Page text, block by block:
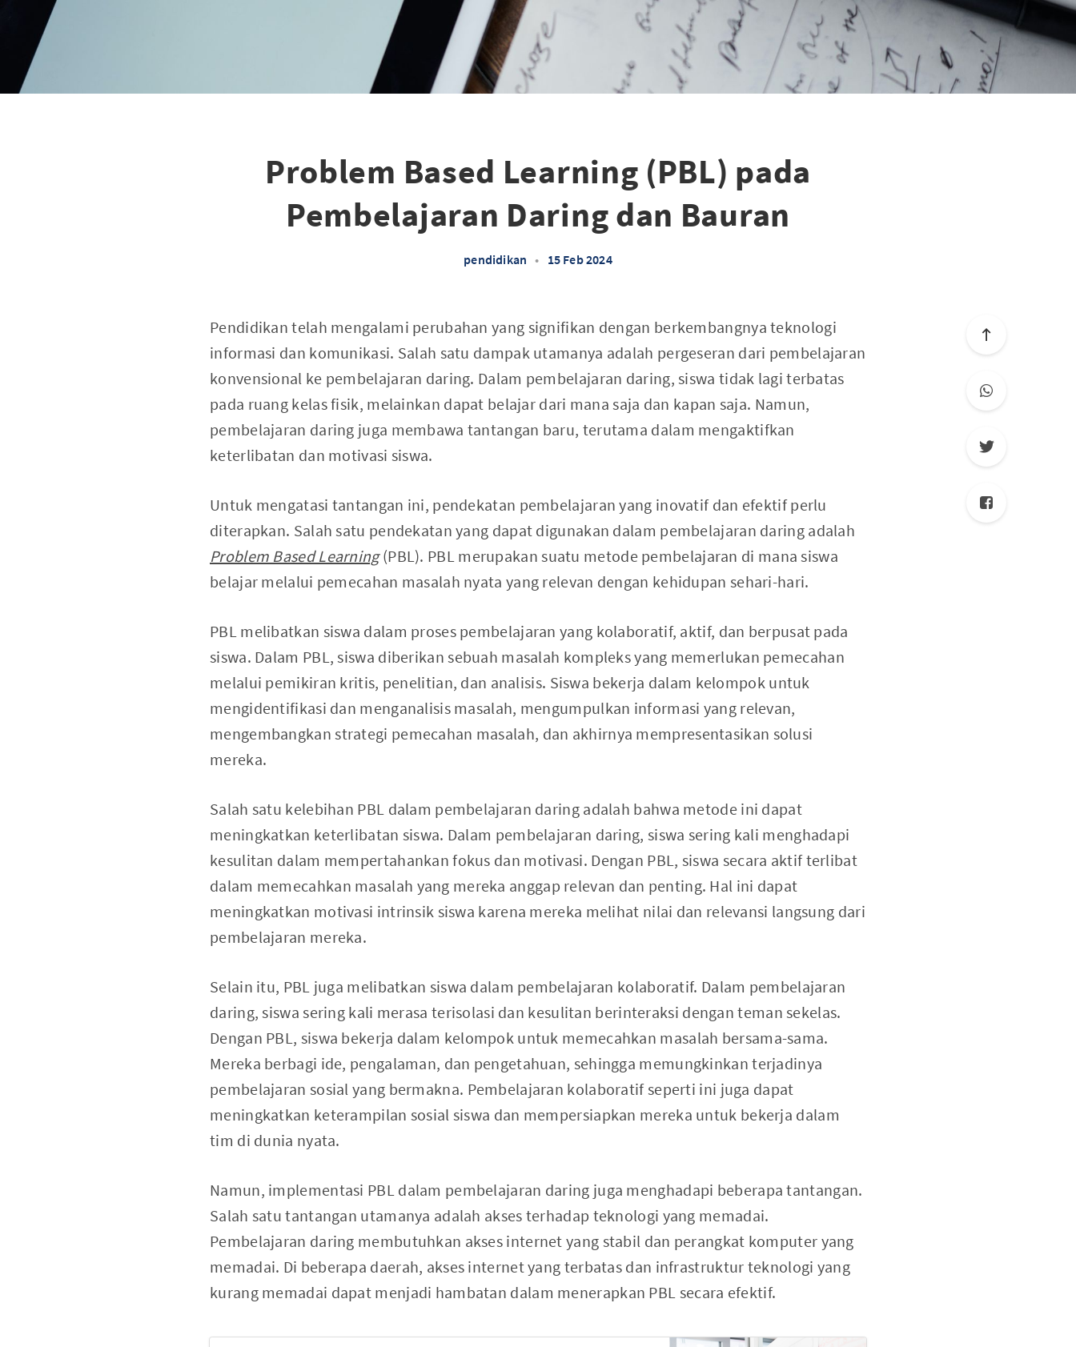
Problem Based Learning (PBL) pada
Pembelajaran Daring dan Bauran
pendidikan • 15 Feb 2024
Pendidikan telah mengalami perubahan yang signifikan dengan berkembangnya teknologi
informasi dan komunikasi. Salah satu dampak utamanya adalah pergeseran dari pembelajaran
konvensional ke pembelajaran daring. Dalam pembelajaran daring, siswa tidak lagi terbatas
pada ruang kelas fisik, melainkan dapat belajar dari mana saja dan kapan saja. Namun,
pembelajaran daring juga membawa tantangan baru, terutama dalam mengaktifkan
keterlibatan dan motivasi siswa.
Untuk mengatasi tantangan ini, pendekatan pembelajaran yang inovatif dan efektif perlu
diterapkan. Salah satu pendekatan yang dapat digunakan dalam pembelajaran daring adalah
Problem Based Learning(PBL). PBL merupakan suatu metode pembelajaran di mana siswa
belajar melalui pemecahan masalah nyata yang relevan dengan kehidupan sehari-hari.
PBL melibatkan siswa dalam proses pembelajaran yang kolaboratif, aktif, dan berpusat pada
siswa. Dalam PBL, siswa diberikan sebuah masalah kompleks yang memerlukan pemecahan
melalui pemikiran kritis, penelitian, dan analisis. Siswa bekerja dalam kelompok untuk
mengidentifikasi dan menganalisis masalah, mengumpulkan informasi yang relevan,
mengembangkan strategi pemecahan masalah, dan akhirnya mempresentasikan solusi
mereka.
Salah satu kelebihan PBL dalam pembelajaran daring adalah bahwa metode ini dapat
meningkatkan keterlibatan siswa. Dalam pembelajaran daring, siswa sering kali menghadapi
kesulitan dalam mempertahankan fokus dan motivasi. Dengan PBL, siswa secara aktif terlibat
dalam memecahkan masalah yang mereka anggap relevan dan penting. Hal ini dapat
meningkatkan motivasi intrinsik siswa karena mereka melihat nilai dan relevansi langsung dari
pembelajaran mereka.
Selain itu, PBL juga melibatkan siswa dalam pembelajaran kolaboratif. Dalam pembelajaran
daring, siswa sering kali merasa terisolasi dan kesulitan berinteraksi dengan teman sekelas.
Dengan PBL, siswa bekerja dalam kelompok untuk memecahkan masalah bersama-sama.
Mereka berbagi ide, pengalaman, dan pengetahuan, sehingga memungkinkan terjadinya
pembelajaran sosial yang bermakna. Pembelajaran kolaboratif seperti ini juga dapat
meningkatkan keterampilan sosial siswa dan mempersiapkan mereka untuk bekerja dalam
tim di dunia nyata.
Namun, implementasi PBL dalam pembelajaran daring juga menghadapi beberapa tantangan.
Salah satu tantangan utamanya adalah akses terhadap teknologi yang memadai.
Pembelajaran daring membutuhkan akses internet yang stabil dan perangkat komputer yang
memadai. Di beberapa daerah, akses internet yang terbatas dan infrastruktur teknologi yang
kurang memadai dapat menjadi hambatan dalam menerapkan PBL secara efektif.